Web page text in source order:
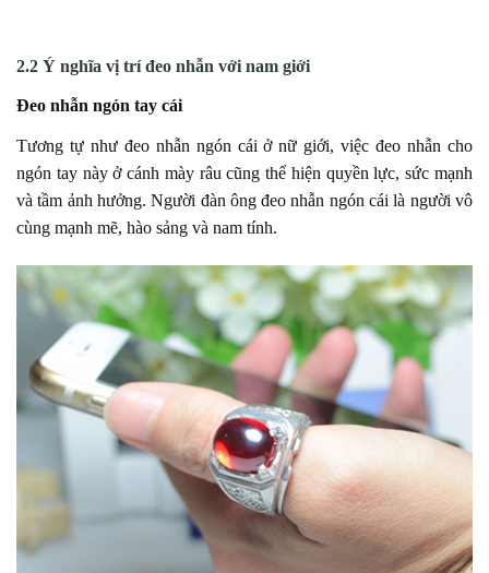
2.2 Ý nghĩa vị trí đeo nhẫn với nam giới
Đeo nhẫn ngón tay cái
Tương tự như đeo nhẫn ngón cái ở nữ giới, việc đeo nhẫn cho
ngón tay này ở cánh mày râu cũng thể hiện quyền lực, sức mạnh
và tầm ảnh hưởng. Người đàn ông đeo nhẫn ngón cái là người vô
cùng mạnh mẽ, hào sảng và nam tính.